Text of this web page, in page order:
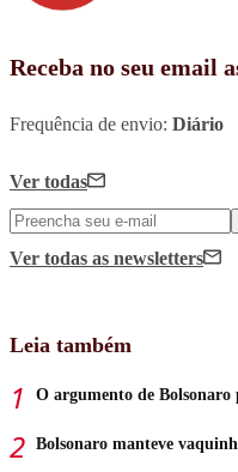
Receba no seu email
Frequência de envio: Diário
Ver todas
Ver todas as newsletters
Leia também
O argumento de
Bolsonaro manteve